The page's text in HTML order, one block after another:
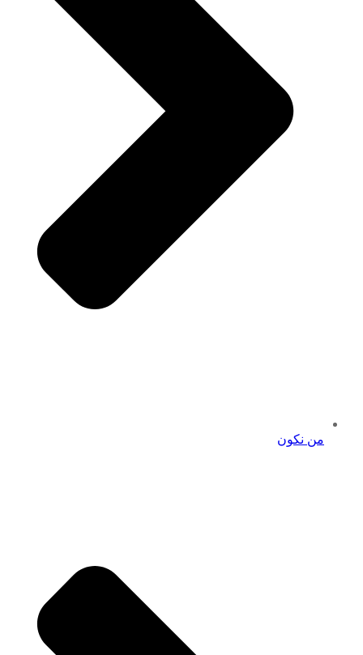
من نكون